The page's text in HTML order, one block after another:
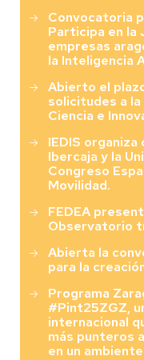
Convocatoria
Participa en la
empresas
la Inteligencia
Abierto el
solicitudes a
Ciencia e
IEDIS organiza
Ibercaja y la
Congreso
Movilidad.
FEDEA
Observatorio
Abierta la
para la
Programa
#Pint25ZGZ,
internacional
más punteros
en un